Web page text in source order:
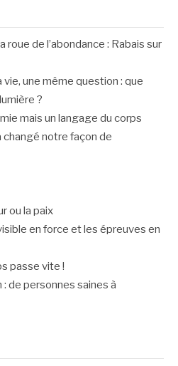
roue de l’abondance : Rabais sur
une même question : que
?
mais un langage du corps
changé notre façon de
ou la paix
en force et les épreuves en
passe vite !
: de personnes saines à